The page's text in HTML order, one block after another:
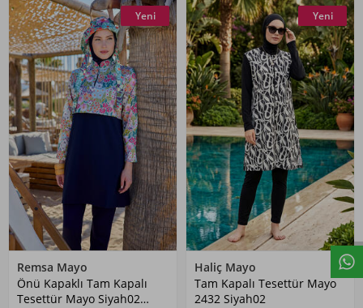
Yeni
Remsa Mayo
Önü Kapaklı Tam Kapalı
Tesettür Mayo Siyah02
Yeni
Haliç Mayo
Tam Kapalı Tesettür Mayo
2432 Siyah02